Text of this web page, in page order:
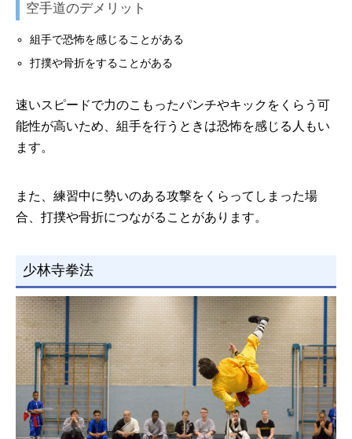
空手道のデメリット
組手で恐怖を感じることがある
打撲や骨折をすることがある
速いスピードで力のこもったパンチやキックをくらう可
能性が高いため、組手を行うときは恐怖を感じる人もい
ます。
また、練習中に勢いのある攻撃をくらってしまった場
合、打撲や骨折につながることがあります。
少林寺拳法